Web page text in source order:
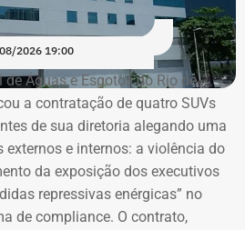
por 20,3% em 2023, 21,1%
de 2026.
do Portal da Transparência e
Orçamentária e Financeira do
(SIAFE-RJ)
com viagens ao
2026 19:00
Águas e Esgotos do Rio de
a contratação de quatro SUVs
de sua diretoria alegando uma
e internos: a violência do
da exposição dos executivos
repressivas enérgicas” no
de compliance. O contrato,